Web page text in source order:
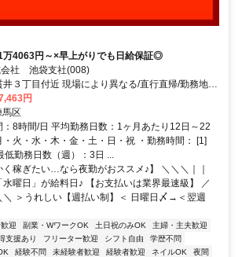
万4063円～×早上がりでも日給保証◎
会社 池袋支社(008)
井３丁目付近 現場により異なる/直行直帰/勤務地相
不要■即日勤務
円
馬区
：8時間/日 平均勤務日数：1ヶ月あたり12日～22
・火・水・木・金・土・日・祝 ・勤務時間： [1]
低勤務日数（週）：3日 ...
稼ぎたい…なら夜勤がおススメ♪】 ＼＼＼｜｜
水曜日」が給料日♪ 【お支払いは業界最速級】 ／
＼ ＞うれしい【週払い制】＜ 日曜日〆→＜翌週
迎 副業・WワークOK 土日祝のみOK
主婦・主夫歓迎
支援あり フリーター歓迎 シフト自由
学歴不問
経験不問 未経験者歓迎 経験者歓迎 ネイルOK
夜間